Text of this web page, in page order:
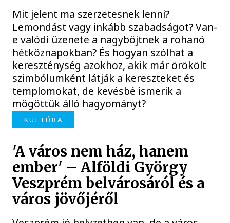
Mit jelent ma szerzetesnek lenni?
Lemondást vagy inkább szabadságot? Van-
e valódi üzenete a nagyböjtnek a rohanó
hétköznapokban? És hogyan szólhat a
kereszténység azokhoz, akik már örökölt
szimbólumként látják a kereszteket és
templomokat, de kevésbé ismerik a
mögöttük álló hagyományt?
KULTÚRA
'A város nem ház, hanem
ember' – Alföldi György
Veszprém belvárosáról és a
város jövőjéről